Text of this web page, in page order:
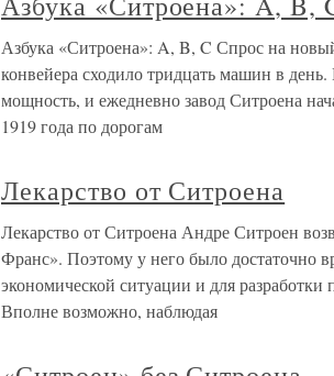
Азбука «Ситроена»: A, B, C Спрос на
конвейера сходило тридцать машин в
мощность, и ежедневно завод Ситроена
1919 года по дорогам
Лекарство от Ситроена
Лекарство от Ситроена Андре Ситроен
Франс». Поэтому у него было достаточно
экономической ситуации и для
Вполне возможно, наблюдая